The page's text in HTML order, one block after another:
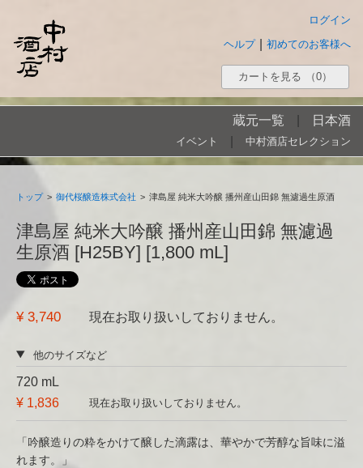
ログイン
初めてのお客様へ
ヘルプ
カートを見る （0）
蔵元一覧 日本酒
イベント 中村酒店セレクション
トップ > 御代桜醸造株式会社 > 津島屋 純米大吟醸 播州産山田錦 無濾過生原酒
津島屋 純米大吟醸 播州産山田錦 無濾過
生原酒 [H25BY] [1,800 mL]
¥ 3,740 現在お取り扱いしておりません。
他のサイズなど
720 mL
¥ 1,836
現在お取り扱いしておりません。
「吟醸造りの粋をかけて醸した滴露は、華やかで芳醇な旨味に溢
れます。」